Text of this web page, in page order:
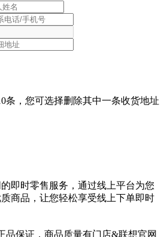
条，您可选择删除其中一条收货地址
即时零售服务，通过线上平台为您
商品，让您轻松享受线上下单即时
品保证，商品质量有门店&联想官网